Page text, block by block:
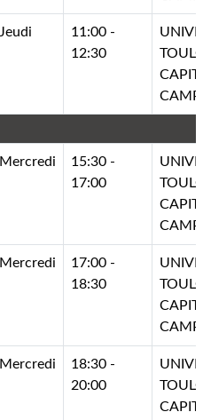
Jeudi
11:00 -
12:30
Mercredi
15:30 -
17:00
Mercredi
17:00 -
18:30
Mercredi
18:30 -
20:00